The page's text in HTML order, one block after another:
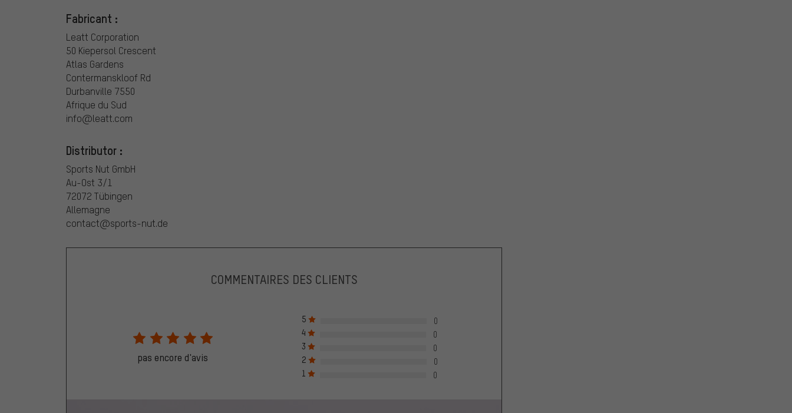
Fabricant :
Leatt Corporation
50 Kiepersol Crescent
Atlas Gardens
Contermanskloof Rd
Durbanville 7550
Afrique du Sud
info@leatt.com
Distributor :
Sports Nut GmbH
Au-Ost 3/1
72072 Tübingen
Allemagne
contact@sports-nut.de
COMMENTAIRES DES CLIENTS
pas encore d'avis
5
0
4
0
3
0
2
0
1
0